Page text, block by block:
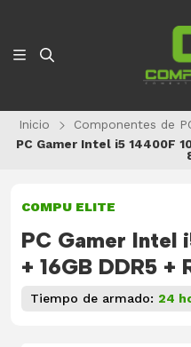
Inicio Componentes de
PC Gamer Intel i5 14400F
COMPU ELITE
PC Gamer Intel
+ 16GB DDR5 +
Tiempo de armado: 24